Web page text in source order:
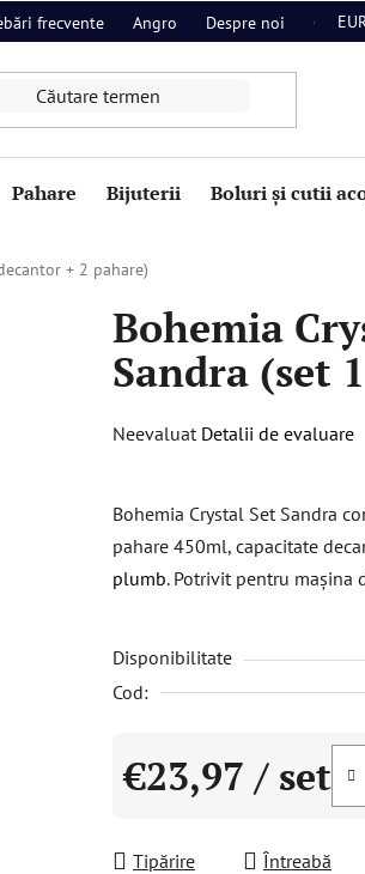
frecvente Angro Despre noi
Pahare Bijuterii Boluri și cutii
+ 2 pahare)
Bohemia
Sandra (set
Evaluarea
produsului
este
0,0
5
stele.
Neevaluat Detalii de evaluare
Bohemia Crystal Set Sandra
pahare 450ml, capacitate
plumb. Potrivit pentru mașina
Disponibilitate
Cod:
€23,97 / set
Tipărire Întreabă